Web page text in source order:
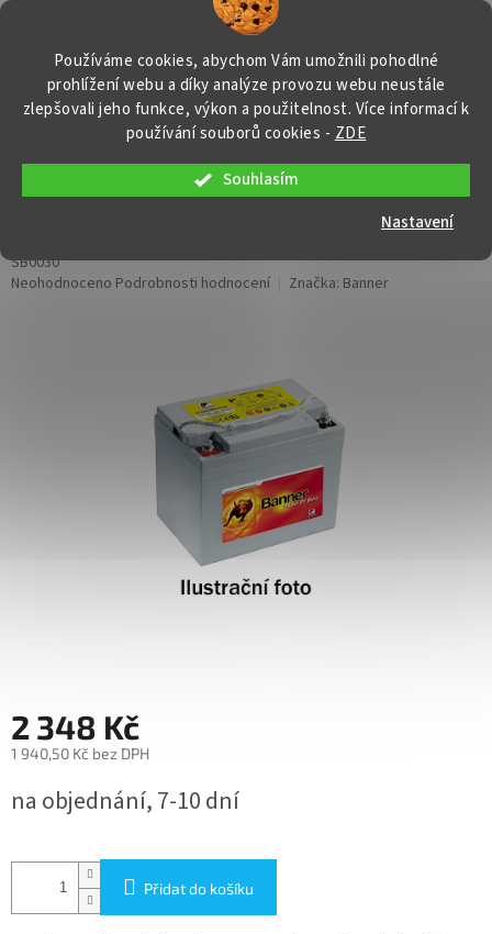
Používáme cookies, abychom Vám umožnili pohodlné
prohlížení webu a díky analýze provozu webu neustále
zlepšovali jeho funkce, výkon a použitelnost. Více informací k
používání souborů cookies - ZDE
Souhlasím
Nastavení
Přejít
KOŠÍK
Stand by Bull Bloc GiVC 12-18, 17Ah,
SB0030
Průměrné
Neohodnoceno Podrobnosti hodnocení Značka: Banner
2 348 Kč
1 940,50 Kč bez DPH
cena:
na objednání, 7-10 dní
Přidat do košíku